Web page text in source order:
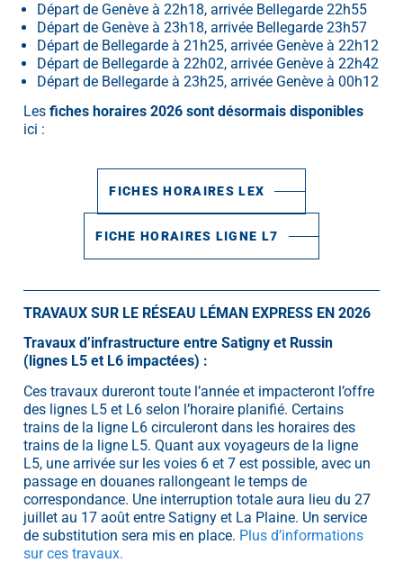
Départ de Genève à 22h18, arrivée Bellegarde 22h55
Départ de Genève à 23h18, arrivée Bellegarde 23h57
Départ de Bellegarde à 21h25, arrivée Genève à 22h12
Départ de Bellegarde à 22h02, arrivée Genève à 22h42
Départ de Bellegarde à 23h25, arrivée Genève à 00h12
Les fiches horaires 2026 sont désormais disponibles
ici :
FICHES HORAIRES LEX
FICHE HORAIRES LIGNE L7
TRAVAUX SUR LE RÉSEAU LÉMAN EXPRESS EN 2026
Travaux d’infrastructure entre Satigny et Russin
(lignes L5 et L6 impactées) :
Ces travaux dureront toute l’année et impacteront l’offre
des lignes L5 et L6 selon l’horaire planifié. Certains
trains de la ligne L6 circuleront dans les horaires des
trains de la ligne L5. Quant aux voyageurs de la ligne
L5, une arrivée sur les voies 6 et 7 est possible, avec un
passage en douanes rallongeant le temps de
correspondance. Une interruption totale aura lieu du 27
juillet au 17 août entre Satigny et La Plaine. Un service
de substitution sera mis en place. Plus d’informations
sur ces travaux.